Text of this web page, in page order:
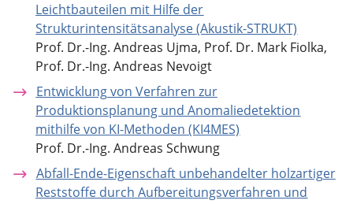
Leichtbauteilen mit Hilfe der
Strukturintensitätsanalyse (Akustik-STRUKT)
Prof. Dr.-Ing. Andreas Ujma, Prof. Dr. Mark Fiolka,
Prof. Dr.-Ing. Andreas Nevoigt
Entwicklung von Verfahren zur
Produktionsplanung und Anomaliedetektion
mithilfe von KI-Methoden (KI4MES)
Prof. Dr.-Ing. Andreas Schwung
Abfall-Ende-Eigenschaft unbehandelter holzartiger
Reststoffe durch Aufbereitungsverfahren und